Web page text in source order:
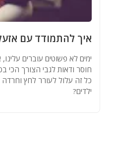
איך להתמודד עם
ימים לא פשוטים עוברים
חוסר ודאות לגבי הצורך הכי
כל זה עלול לעורר לחץ
ילדים?